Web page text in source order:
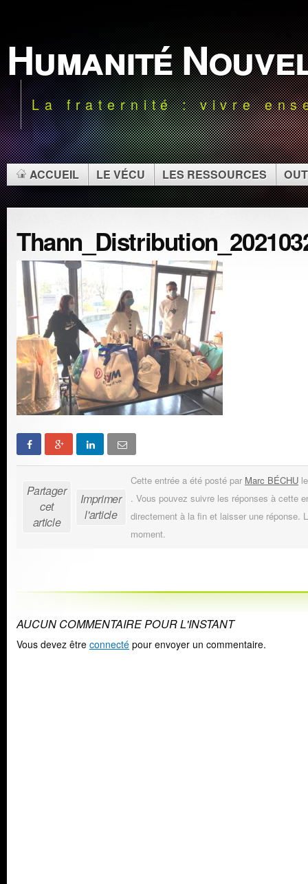
Humanité
La fraternité : vivre
ACCUEIL LE VÉCU LES RESSOURCES
Partager
cet
article
Imprimer
l'article
Cette entrée a été posté par Marc BÉCHU
. Vous pouvez suivre les réponses à cette
directement à la fin et laisser une réponse.
moment.
AUCUN COMMENTAIRE POUR L'INSTANT
Vous devez être connecté pour envoyer un commentaire.